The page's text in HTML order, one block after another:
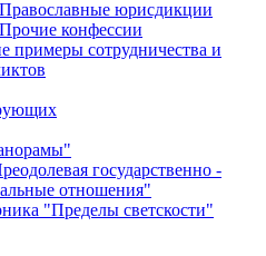
Православные юрисдикции
Прочие конфессии
примеры сотрудничества и
государственно -
отношения"
"Пределы светскости"